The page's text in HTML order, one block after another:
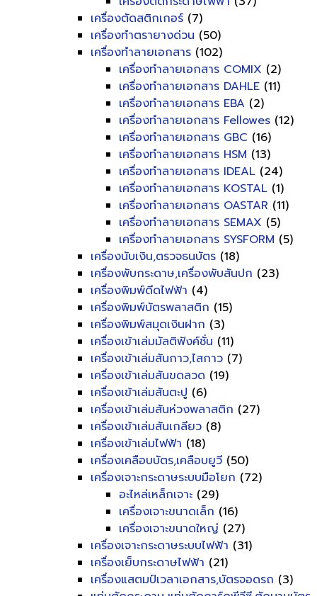
เครื่องตัดสติกเกอร์ (7)
เครื่องทำตรายางด่วน (50)
เครื่องทำลายเอกสาร (102)
เครื่องทำลายเอกสาร COMIX (2)
เครื่องทำลายเอกสาร DAHLE (11)
เครื่องทำลายเอกสาร EBA (2)
เครื่องทำลายเอกสาร Fellowes (12)
เครื่องทำลายเอกสาร GBC (16)
เครื่องทำลายเอกสาร HSM (13)
เครื่องทำลายเอกสาร IDEAL (24)
เครื่องทำลายเอกสาร KOSTAL (1)
เครื่องทำลายเอกสาร OASTAR (11)
เครื่องทำลายเอกสาร SEMAX (5)
เครื่องทำลายเอกสาร SYSFORM (5)
เครื่องนับเงิน,ตรวจธนบัตร (18)
เครื่องพับกระดาษ,เครื่องพับสันปก (23)
เครื่องพิมพ์ดีดไฟฟ้า (4)
เครื่องพิมพ์บัตรพลาสติก (15)
เครื่องพิมพ์สมุดเงินฝาก (3)
เครื่องเข้าเล่มมัลติฟังค์ชั่น (11)
เครื่องเข้าเล่มสันกาว,ไสกาว (7)
เครื่องเข้าเล่มสันขดลวด (19)
เครื่องเข้าเล่มสันตะปู (6)
เครื่องเข้าเล่มสันห่วงพลาสติก (27)
เครื่องเข้าเล่มสันเกลียว (8)
เครื่องเข้าเล่มไฟฟ้า (18)
เครื่องเคลือบบัตร,เคลือบยูวี (50)
เครื่องเจาะกระดาษระบบมือโยก (72)
อะไหล่เหล็กเจาะ (29)
เครื่องเจาะขนาดเล็ก (16)
เครื่องเจาะขนาดใหญ่ (27)
เครื่องเจาะกระดาษระบบไฟฟ้า (31)
เครื่องเย็บกระดาษไฟฟ้า (21)
เครื่องแสตมป์เวลาเอกสาร,บัตรจอดรถ (3)